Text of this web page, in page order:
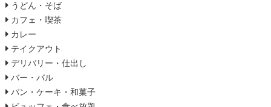
うどん・そば
カフェ・喫茶
カレー
テイクアウト
デリバリー・仕出し
バー・バル
パン・ケーキ・和菓子